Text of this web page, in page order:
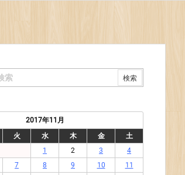
2017年11月
火 水 木 金
土
1
2 3
4
7 8 9 10
11